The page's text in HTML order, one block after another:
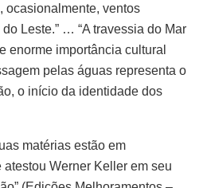
ocasionalmente, ventos
Leste.” … “A travessia do Mar
enorme importância cultural
pelas águas representa o
o início da identidade dos
matérias estão em
Werner Keller em seu